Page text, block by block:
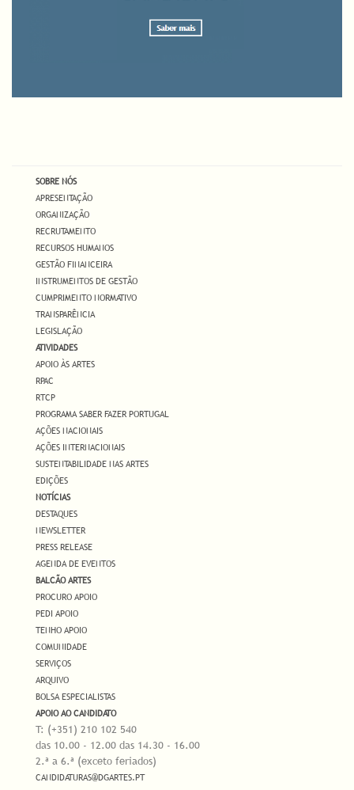
SOBRE NÓS
APRESENTAÇÃO
ORGANIZAÇÃO
RECRUTAMENTO
RECURSOS HUMANOS
GESTÃO FINANCEIRA
INSTRUMENTOS DE GESTÃO
CUMPRIMENTO NORMATIVO
TRANSPARÊNCIA
LEGISLAÇÃO
ATIVIDADES
APOIO ÀS ARTES
RPAC
RTCP
PROGRAMA SABER FAZER PORTUGAL
AÇÕES NACIONAIS
AÇÕES INTERNACIONAIS
SUSTENTABILIDADE NAS ARTES
EDIÇÕES
NOTÍCIAS
DESTAQUES
NEWSLETTER
PRESS RELEASE
AGENDA DE EVENTOS
BALCÃO ARTES
PROCURO APOIO
PEDI APOIO
TENHO APOIO
COMUNIDADE
SERVIÇOS
ARQUIVO
BOLSA ESPECIALISTAS
APOIO AO CANDIDATO
T: (+351) 210 102 540
das 10.00 - 12.00 das 14.30 - 16.00
2.ª a 6.ª (exceto feriados)
CANDIDATURAS@DGARTES.PT